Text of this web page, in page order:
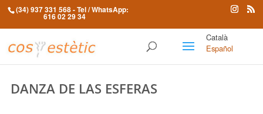
(34) 937 331 568- Tel / WhatsApp:
616 02 29 34
Català
Español
DANZA DE LAS ESFERAS